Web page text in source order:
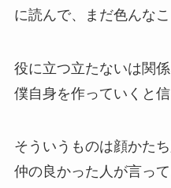
に読んで、まだ色んな
役に立つ立たないは関
僕自身を作っていくと信
そういうものは顔かた
仲の良かった人が言っ